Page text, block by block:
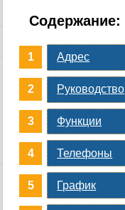
Содержание:
Адрес
Руководство
Функции
Телефоны
График